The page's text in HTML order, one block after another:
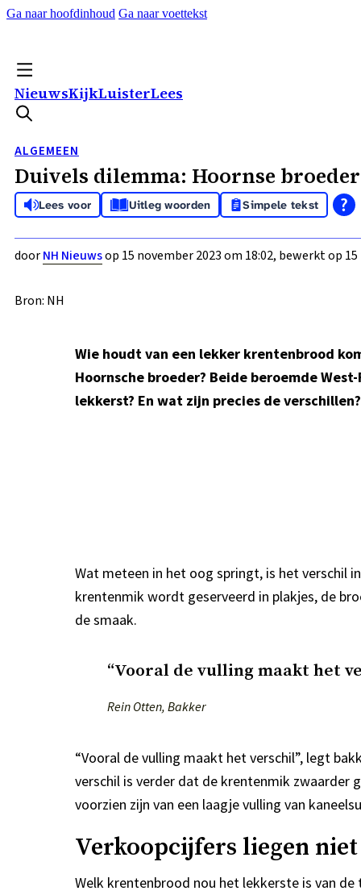
Ga naar hoofdinhoud Ga naar voettekst
NieuwsKijkLuisterLees
ALGEMEEN
Duivels dilemma: Hoornse
Lees voor Uitleg woorden Simpele tekst
doorNH Nieuwsop 15 november 2023 om 18:02, bewerkt op
Bron: NH
Wie houdt van een lekker krentenbrood
Hoornsche broeder? Beide beroemde
lekkerst? En wat zijn precies de
Wat meteen in het oog springt, is het verschil
krentenmik wordt geserveerd in plakjes, de
de smaak.
“Vooral de vulling maakt het
Rein Otten, Bakker
“Vooral de vulling maakt het verschil”, legt
verschil is verder dat de krentenmik zwaarder
voorzien zijn van een laagje vulling van
Verkoopcijfers liegen niet
Welk krentenbrood nou het lekkerste is van